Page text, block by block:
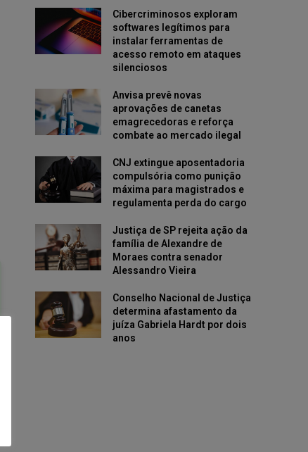
Cibercriminosos exploram
softwares legítimos para
instalar ferramentas de
acesso remoto em ataques
silenciosos
Anvisa prevê novas
aprovações de canetas
emagrecedoras e reforça
combate ao mercado ilegal
CNJ extingue aposentadoria
compulsória como punição
máxima para magistrados e
regulamenta perda do cargo
Justiça de SP rejeita ação da
família de Alexandre de
Moraes contra senador
Alessandro Vieira
Conselho Nacional de Justiça
determina afastamento da
juíza Gabriela Hardt por dois
anos